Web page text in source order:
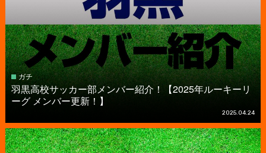
ガチ
羽黒高校サッカー部メンバー紹介！【2025年ルーキーリ
ーグ メンバー更新！】
2025.04.24